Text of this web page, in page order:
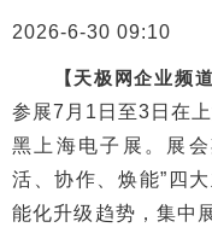
2026-6-30 09:10
【天极网企业频道
参展7月1日至3日在
黑上海电子展。展
活、协作、焕能”四
能化升级趋势，集中